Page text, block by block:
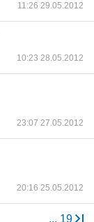
11:26 29.05.2012
10:23 28.05.2012
23:07 27.05.2012
20:16 25.05.2012
... 19